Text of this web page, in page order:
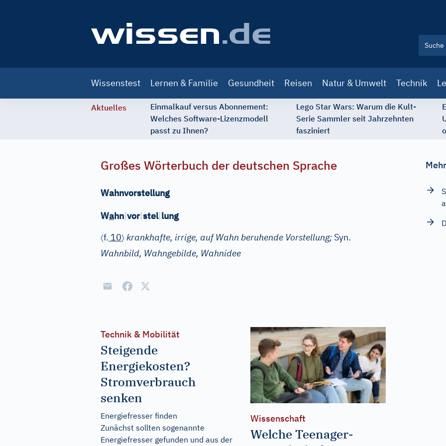
navigation
Wissenstest Lernen & Familie Gesundheit Reisen Natur & Umwelt Technik
Aktuelles
Einmalkauf versus Abonnement:
Welches Software-Lizenzmodell
passt zu Ihnen?
Lego Star Wars: Warum die Kult-
Serie Sammler seit Jahrzehnten
fasziniert
Großes Wörterbuch der deutschen Sprache
Wahnvorstellung
Wahn|vor|stel|lung
〈f. 10〉krankhafte, irrige, auf Wahn beruhende Vorstellung; Syn.
Wahnbild, Wahngebilde, Wahnidee
Technik & Mobilität
Steigende
Energiekosten?
Stromverbrauch
senken
Energiefresser finden
Zunächst sollten sogenannte
Energiefresser gefunden und aus der
Wissenschaft
Welche Teenager-